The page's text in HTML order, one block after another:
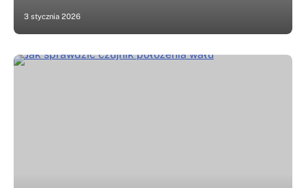
3 stycznia 2026